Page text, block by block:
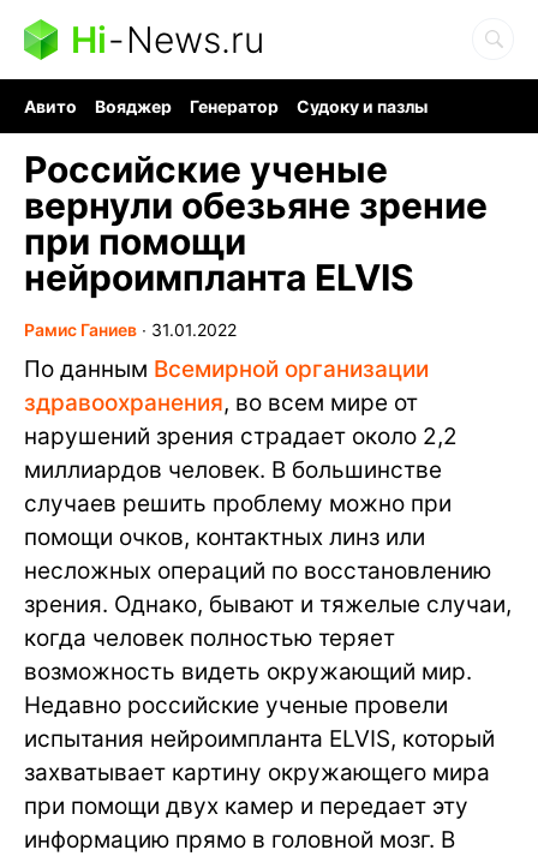
Hi-News.ru
Авито Вояджер Генератор
Судоку и пазлы
Российские ученые
вернули обезьяне зрение
при помощи
нейроимпланта ELVIS
Рамис Ганиев ∙ 31.01.2022
По данным Всемирной организации
здравоохранения, во всем мире от
нарушений зрения страдает около 2,2
миллиардов человек. В большинстве
случаев решить проблему можно при
помощи очков, контактных линз или
несложных операций по восстановлению
зрения. Однако, бывают и тяжелые случаи,
когда человек полностью теряет
возможность видеть окружающий мир.
Недавно российские ученые провели
испытания нейроимпланта ELVIS, который
захватывает картину окружающего мира
при помощи двух камер и передает эту
информацию прямо в головной мозг. В